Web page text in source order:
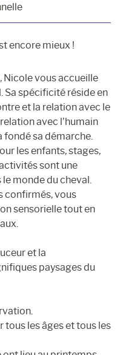
encore mieux !
Nicole vous accueille
Sa spécificité réside en
et la relation avec le
avec l’humain
fondé sa démarche.
les enfants, stages,
sont une
monde du cheval.
confirmés, vous
sensorielle tout en
et la
paysages du
tous les âges et tous les